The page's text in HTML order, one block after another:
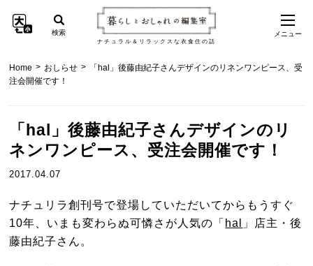
ナチュラル＆リラックスな衣食住の話
検索 メニュー
Home > おしらせ >
「hal」後藤由紀子さんデザインのリネンワンピース、受
注会開催です！
「hal」後藤由紀子さんデザインのリ
ネンワンピース、受注会開催です！
2017.04.07
ナチュリラ創刊号で登場していただいてからもうすぐ
10年、いまも変わらぬ可憐さが人気の「 hal
」店主・後
藤由紀子さん。